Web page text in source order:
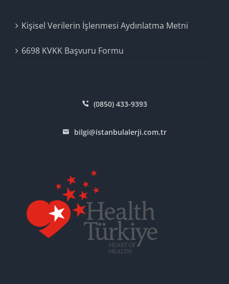
Kişisel Verilerin İşlenmesi Aydınlatma Metni
6698 KVKK Başvuru Formu
(0850) 433-9393
bilgi@istanbulalerji.com.tr